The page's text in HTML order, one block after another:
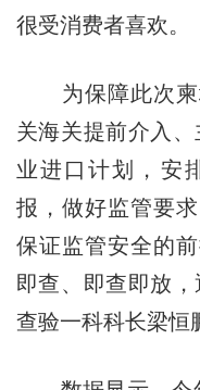
很受消费者喜欢。
为保障此次柬
关海关提前介入
业进口计划，安
报，做好监管要
保证监管安全的
即查、即查即放
查验一科科长梁恒